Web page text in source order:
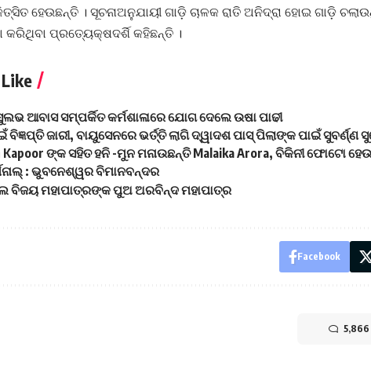
ହେଉଛନ୍ତି । ସୂଚନାଅନୁଯାୟୀ ଗାଡ଼ି ଚାଳକ ରାତି ଅନିଦ୍ରା ହୋଇ ଗାଡ଼ି
କରିଥିବା ପ୍ରତ୍ୟେକ୍ଷଦର୍ଶି କହିଛନ୍ତି ।
ଆବାସ ସମ୍ପର୍କିତ କର୍ମଶାଳାରେ ଯୋଗ ଦେଲେ ଉଷା ପାଢୀ
ଜାରୀ, ବାୟୁସେନରେ ଭର୍ତ୍ତି ଲାଗି ଦ୍ୱାଦଶ ପାସ୍ ପିଲାଙ୍କ ପାଇଁ ସୁବର୍ଣ୍ଣ
Kapoor ଙ୍କ ସହିତ ହନି -ମୁନ ମନାଉଛନ୍ତି Malaika Arora, ବିକିନୀ ଫୋଟୋ
: ଭୁବନେଶ୍ୱର ବିମାନବନ୍ଦର
ବିଜୟ ମହାପାତ୍ରଙ୍କ ପୁଅ ଅରବିନ୍ଦ ମହାପାତ୍ର
Facebook
5,866